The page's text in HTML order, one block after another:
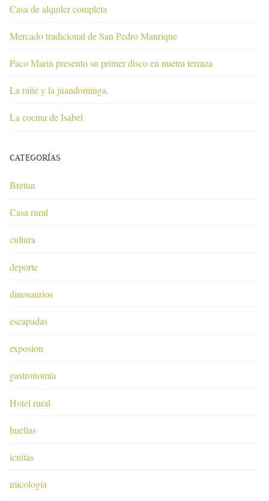
Casa de alquiler completa
Mercado tradicional de San Pedro Manrique
Paco Marin presento su primer disco en nuetra terraza
La rañe y la juandominga.
La cocina de Isabel
CATEGORÍAS
Bretun
Casa rural
cultura
deporte
dinosaurios
escapadas
exposion
gastronomía
Hotel rural
huellas
icnitas
micología